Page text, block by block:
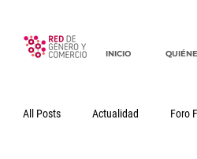
INICIO
All Posts Actualidad Foro